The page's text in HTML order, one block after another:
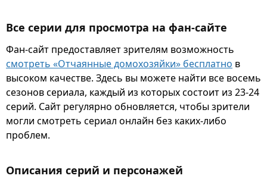
Все серии для просмотра на фан-сайте
Фан-сайт предоставляет зрителям возможность
смотреть «Отчаянные домохозяйки» бесплатно в
высоком качестве. Здесь вы можете найти все восемь
сезонов сериала, каждый из которых состоит из 23-24
серий. Сайт регулярно обновляется, чтобы зрители
могли смотреть сериал онлайн без каких-либо
проблем.
Описания серий и персонажей